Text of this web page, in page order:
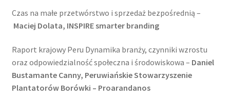
Czas na małe przetwórstwo i sprzedaż bezpośrednią –
Maciej Dolata, INSPIRE smarter branding
Raport krajowy Peru Dynamika branży, czynniki wzrostu
oraz odpowiedzialność społeczna i środowiskowa – Daniel
Bustamante Canny, Peruwiańskie Stowarzyszenie
Plantatorów Borówki – Proarandanos